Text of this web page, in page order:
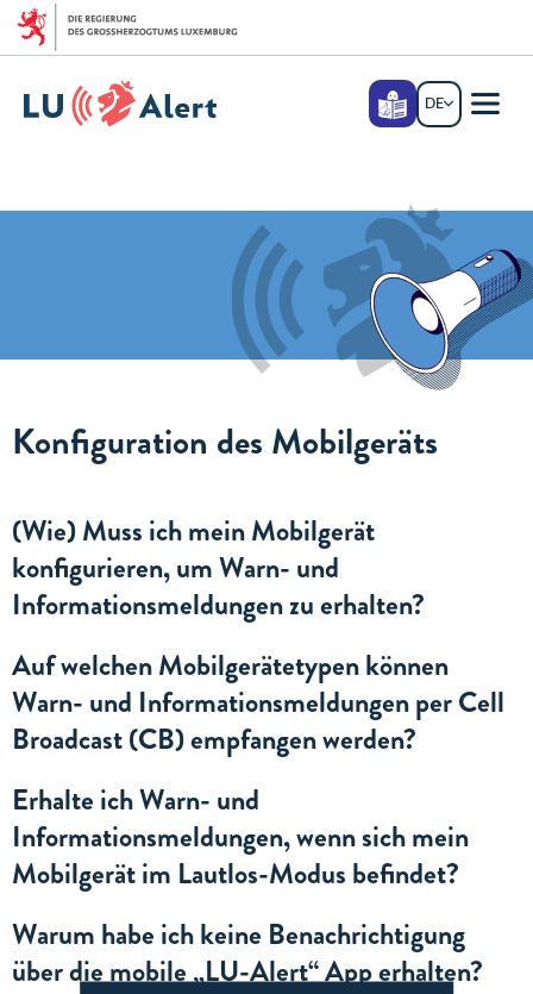
Zum Hauptmenü
Zum Inhalt
Leichte
Sprache
DE
DEUTSCH
Konfiguration des Mobilgeräts
(Wie) Muss ich mein Mobilgerät
konfigurieren, um Warn- und
Informationsmeldungen zu erhalten?
Auf welchen Mobilgerätetypen können
Warn- und Informationsmeldungen per Cell
Broadcast (CB) empfangen werden?
Erhalte ich Warn- und
Informationsmeldungen, wenn sich mein
Mobilgerät im Lautlos-Modus befindet?
Warum habe ich keine Benachrichtigung
über die mobile „LU-Alert“ App erhalten?